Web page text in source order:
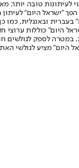
טובה יותר,
תשלום. המהדורה המודפסת הראשונה
היום" כוללות ערוצי
במטרה לספק
היום" מציע לגולשי